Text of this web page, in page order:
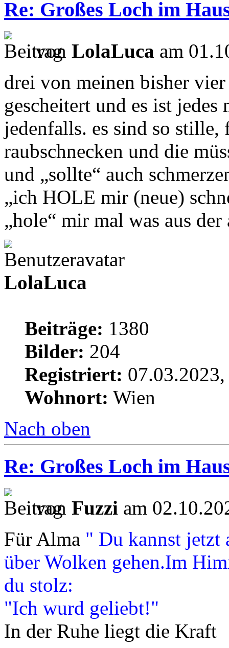
Re: Großes Loch im
von LolaLuca am
drei von meinen bisher
gescheitert und es ist
jedenfalls. es sind so
raubschnecken und die
und „sollte“ auch
„ich HOLE mir (neue)
„hole“ mir mal was aus
LolaLuca
Beiträge: 1380
Bilder: 204
Registriert:
Wohnort: Wien
Nach oben
Re: Großes Loch im
von Fuzzi am
Für Alma " Du kannst jetzt
über Wolken gehen.Im
du stolz:
"Ich wurd geliebt!"
In der Ruhe liegt die Kraft